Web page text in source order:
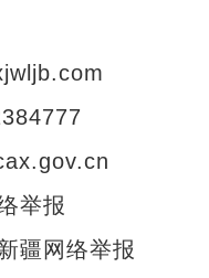
举报
网络举报